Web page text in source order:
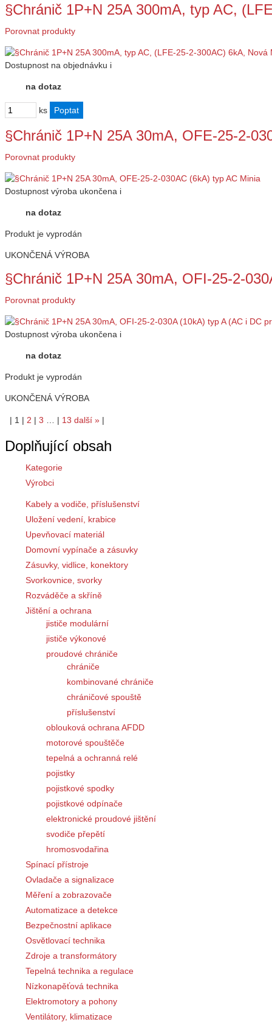
§Chránič 1P+N 25A 300mA, typ AC,
Porovnat produkty
Dostupnost na objednávku i
na dotaz
ks
§Chránič 1P+N 25A 30mA, OFE-25-2-
Porovnat produkty
Dostupnost výroba ukončena i
na dotaz
Produkt je vyprodán
UKONČENÁ VÝROBA
§Chránič 1P+N 25A 30mA, OFI-25-2-
Porovnat produkty
Dostupnost výroba ukončena i
na dotaz
Produkt je vyprodán
UKONČENÁ VÝROBA
| 1 | 2 | 3 | 13 další » |
Doplňující obsah
Kategorie
Výrobci
Kabely a vodiče, příslušenství
Uložení vedení, krabice
Upevňovací materiál
Domovní vypínače a zásuvky
Zásuvky, vidlice, konektory
Svorkovnice, svorky
Rozváděče a skříně
Jištění a ochrana
jističe modulární
jističe výkonové
proudové chrániče
chrániče
kombinované chrániče
chráničové spouště
příslušenství
oblouková ochrana AFDD
motorové spouštěče
tepelná a ochranná relé
pojistky
pojistkové spodky
pojistkové odpínače
elektronické proudové jištění
svodiče přepětí
hromosvodařina
Spínací přístroje
Ovladače a signalizace
Měření a zobrazovače
Automatizace a detekce
Bezpečnostní aplikace
Osvětlovací technika
Zdroje a transformátory
Tepelná technika a regulace
Nízkonapěťová technika
Elektromotory a pohony
Ventilátory, klimatizace